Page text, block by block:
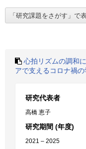
心拍リズムの調和
アで支えるコロナ禍
研究代表者
高橋 恵子
研究期間 (年度)
2021 – 2025